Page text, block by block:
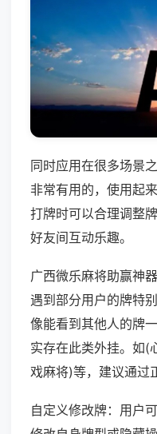
同时应用在很多场景
非常有用的，使用起
打牌时可以合理调整
好友间互动乐趣。
广西微乐麻将助赢神
遇到部分用户的牌特
像能看到其他人的牌
实存在此类外挂。如(
戏麻将)等，建议通过
自定义修改牌：用户